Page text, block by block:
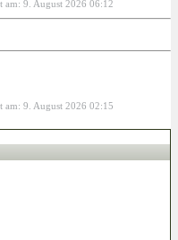
am: 9. August 2026 06:12
am: 9. August 2026 02:15